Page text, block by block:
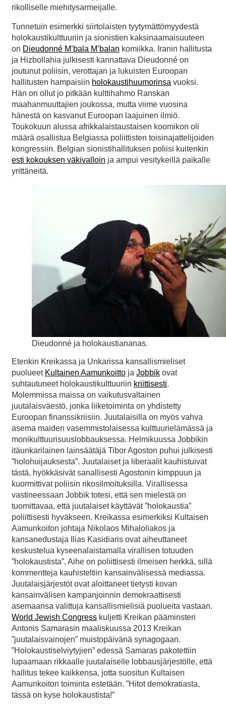
rikolliselle miehitysarmeijalle.
Tunnetuin esimerkki siirtolaisten tyytymättömyydestä
holokaustikulttuuriin ja sionistien kaksinaamaisuuteen
on Dieudonné M’bala M’balan komiikka. Iranin hallitusta
ja Hizbollahia julkisesti kannattava Dieudonné on
joutunut poliisin, verottajan ja lukuisten Euroopan
hallitusten hampaisiin holokaustihuumorinsa vuoksi.
Hän on ollut jo pitkään kulttihahmo Ranskan
maahanmuuttajien joukossa, mutta viime vuosina
hänestä on kasvanut Euroopan laajuinen ilmiö.
Toukokuun alussa afrikkalaistaustaisen koomikon oli
määrä osallistua Belgiassa poliittisten toisinajattelijoiden
kongressiin. Belgian sionistihallituksen poliisi kuitenkin
esti kokouksen väkivalloin ja ampui vesitykeillä paikalle
yrittäneitä.
Dieudonné ja holokaustiananas.
Etenkin Kreikassa ja Unkarissa kansallismieliset
puolueet Kultainen Aamunkoitto ja Jobbik ovat
suhtautuneet holokaustikulttuuriin kriittisesti.
Molemmissa maissa on vaikutusvaltainen
juutalaisväestö, jonka liiketoiminta on yhdistetty
Euroopan finanssikriisiin. Juutalaisilla on myös vahva
asema maiden vasemmistolaisessa kulttuurielämässä ja
monikulttuurisuuslobbauksessa. Helmikuussa Jobbikin
itäunkarilainen lainsäätäjä Tibor Agoston puhui julkisesti
”holohuijauksesta”. Juutalaiset ja liberaalit kauhistuivat
tästä, hyökkäsivät sanallisesti Agostonin kimppuun ja
kuormittivat poliisin rikosilmoituksilla. Virallisessa
vastineessaan Jobbik totesi, että sen mielestä on
tuomittavaa, että juutalaiset käyttävät ”holokaustia”
poliittisesti hyväkseen. Kreikassa esimerkiksi Kultaisen
Aamunkoiton johtaja Nikolaos Mihaloliakos ja
kansanedustaja Ilias Kasidiaris ovat aiheuttaneet
keskustelua kyseenalaistamalla virallisen totuuden
”holokaustista”. Aihe on poliittisesti ilmeisen herkkä, sillä
kommentteja kauhisteltiin kansainvälisessä mediassa.
Juutalaisjärjestöt ovat aloittaneet tietysti kovan
kansainvälisen kampanjoinnin demokraattisesti
asemaansa valittuja kansallismielisiä puolueita vastaan.
World Jewish Congress kuljetti Kreikan pääminsteri
Antonis Samarasin maaliskuussa 2013 Kreikan
”juutalaisvainojen” muistopäivänä synagogaan.
”Holokaustiselviytyjien” edessä Samaras pakotettiin
lupaamaan rikkaalle juutalaiselle lobbausjärjestölle, että
hallitus tekee kaikkensa, jotta suositun Kultaisen
Aamunkoiton toiminta estetään. ”Hitot demokratiasta,
tässä on kyse holokaustista!”